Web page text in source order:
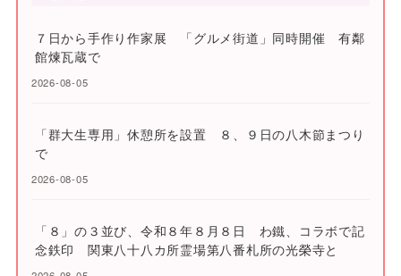
７日から手作り作家展 「グルメ街道」同時開催 有鄰
館煉瓦蔵で
2026-08-05
「群大生専用」休憩所を設置 ８、９日の八木節まつり
で
2026-08-05
「８」の３並び、令和８年８月８日 わ鐵、コラボで記
念鉄印 関東八十八カ所霊場第八番札所の光榮寺と